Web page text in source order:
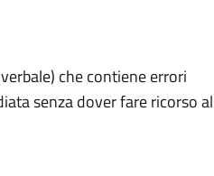
che contiene errori
senza dover fare ricorso al